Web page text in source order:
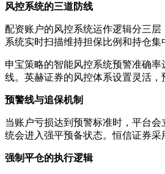
风控系统的三道防线
配资账户的风控系统运作逻辑分三
系统实时扫描维持担保比例和持仓
申宝策略的智能风控系统预警准确
线。英赫证券的风控体系设置灵活
预警线与追保机制
当账户亏损达到预警标准时，平台
统会进入强平预备状态。恒信证券采
强制平仓的执行逻辑